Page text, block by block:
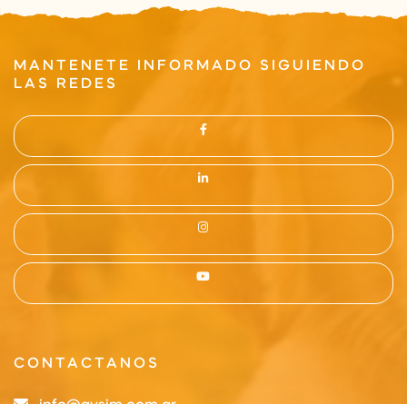
MANTENETE INFORMADO SIGUIENDO
LAS REDES
CONTACTANOS